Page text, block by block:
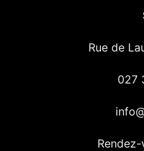
Rue de
027